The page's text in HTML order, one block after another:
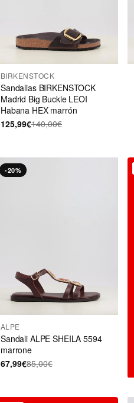
BIRKENSTOCK
Sandalias BIRKENSTOCK
Madrid Big Buckle LEOI
Habana HEX marrón
125,99€140,00€
-20%
ALPE
Sandali ALPE SHEILA 5594
marrone
67,99€85,00€